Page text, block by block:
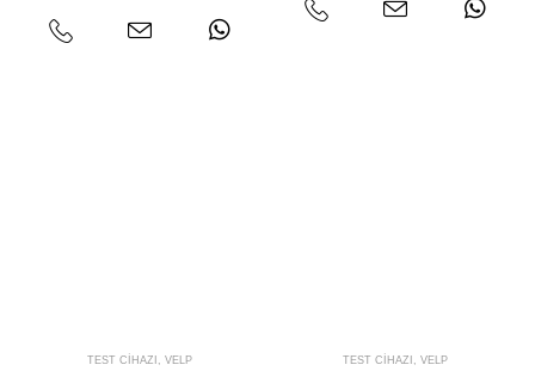
TEST CIHAZI , VELP TEST CIHAZI , VELP